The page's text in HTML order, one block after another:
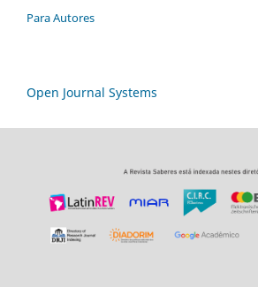
Para Autores
Open Journal Systems